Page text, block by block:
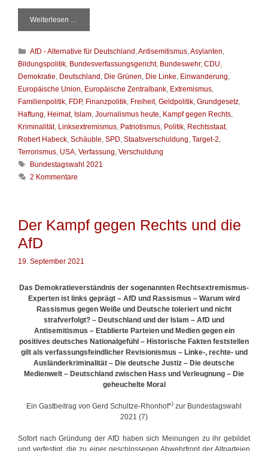
Weiterlesen …
a
W
a
h
e
c
h
t
i
s
P
f
i
t
K
a
g
o
r
i
e
AfD - Alternative für Deutschland ,Antisemitismus,Asylanten,
Bildungspolitik, Bundesverfassungsgericht, Bundeswehr, CDU,
Demokratie, Deutschland , Die Grünen, Die Linke, Einwanderung,
Europäische Union, Europäische Zentralbank, Extremismus,
Familienpolitik, FDP, Finanzpolitik, Freiheit, Geldpolitik, Grundgesetz,
Haftung, Heimat, Islam, Journalismus heute, Kampf gegen Rechts,
Kriminalität, Linksextremismus, Patriotismus, Politik, Rechtsstaat,
Robert Habeck, Schäuble, SPD, Staatsverschuldung, Target-2,
Terrorismus, USA, Verfassung, Verschuldung
S
c
w
ö
r
t
Bundestagswahl 2021
2 Kommentare
Der Kampf gegen Rechts und die
AfD
19. September 2021
Das Demokratieverständnis der sogenannten Rechtsextremismus-
Experten ist links geprägt – AfD und Rassismus – Warum wird
Rassismus gegen Weiße und Deutsche toleriert und nicht
strafverfolgt? – Deutschland und der Islam – AfD und
Antisemitismus – Etablierte Parteien und Medien gegen ein
positives deutsches Nationalgefühl – Historische Fakten feststellen
gilt als verfassungsfeindlicher Revisionismus – Linke-, rechte- und
Ausländerkriminalität – Die deutsche Justiz – Die deutsche
Medienwelt – Deutschland zwischen Hass und Verleugnung – Die
geheuchelte Moral
Ein Gastbeitrag von Gerd Schultze-Rhonhof*) zur Bundestagswahl
2021 (7)
Sofort nach Gründung der AfD haben sich Meinungen zu ihr gebildet
und verfestigt, die zu einer geschlossenen Abwehrfront der Altparteien